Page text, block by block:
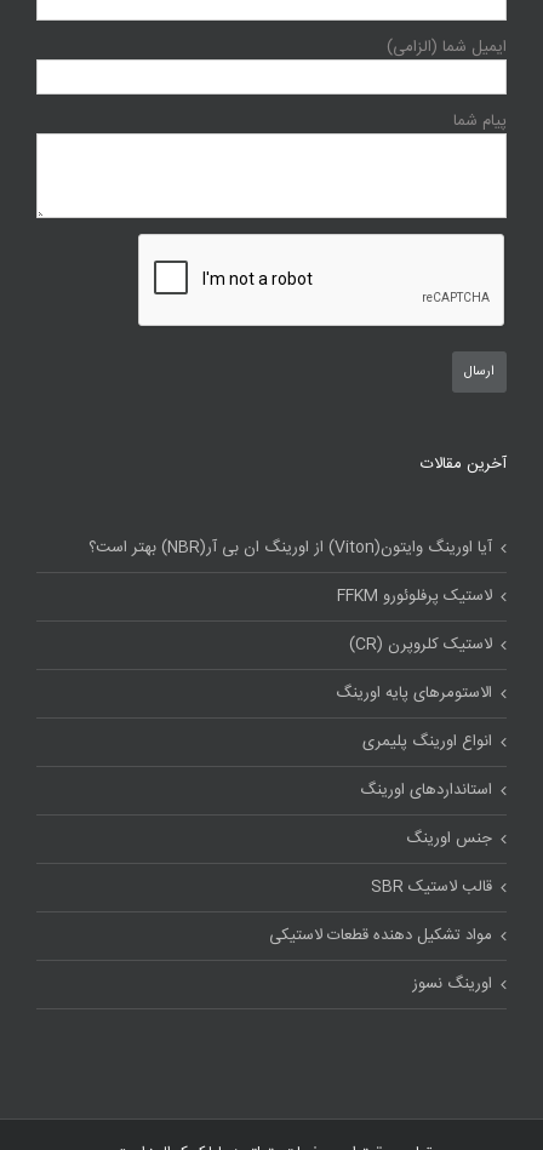
ایمیل شما (الزامی)
پیام شما
آخرین مقالات
آیا اورینگ وایتون(Viton) از اورینگ ان بی آر(NBR) بهتر است؟
لاستیک پرفلوئورو FFKM
لاستیک کلروپرن (CR)
الاستومرهای پایه اورینگ
انواع اورینگ پلیمری
استاندارد‌های اورینگ
جنس اورینگ
قالب لاستیک SBR
مواد تشکیل دهنده قطعات لاستیکی
اورینگ نسوز